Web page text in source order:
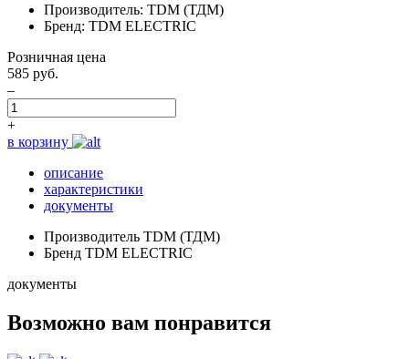
Производитель: TDM (ТДМ)
Бренд: TDM ELECTRIC
Розничная цена
585 руб.
–
+
в корзину
описание
характеристики
документы
Производитель TDM (ТДМ)
Бренд TDM ELECTRIC
документы
Возможно вам понравится